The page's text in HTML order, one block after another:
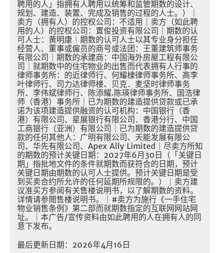
聘用的人」指拥有人聘用以统筹和监管期数的设计、
规划、建造、装置、完成及销售的过程的人士。）｜
卖方（拥有人）的控权公司：不适用｜卖方（如此聘
用的人）的控权公司：置俊投资有限公司｜期数的认
可人士：黄明康｜期数的认可人士以其专业身分担任
经营人、董事或僱员的商号或法团：王董建筑师事务
有限公司｜期数的承建商：中国海外房屋工程有限公
司｜就期数中的住宅物业的出售而代表拥有人行事的
律师事务所：的近律师行、何耀棣律师事务所、高李
叶律师行、司力达律师楼、贝克．麦坚时律师事务
所、李伟斌律师行、陈添耀.陈瑛律师事务所、国浩律
师（香港）事务所｜已为期数的建造提供贷款或已承
诺为该项建造提供融资的认可机构：中国银行（香
港）有限公司、星展银行有限公司．香港分行、中国
工商银行（亚洲）有限公司｜已为期数的建造提供贷
款的任何其他人：广明有限公司、天能发展有限公
司、华先有限公司、Apex Ally Limited｜尽卖方所知
的期数的预计关键日期：2027年6月30日（「关键日
期」指批地文件的条件就期数而获符合的日期，预计
关键日期由期数的认可人士提供。预计关键日期是受
到买卖合约所允许的任何延期所规限的。）｜卖方建
议准买方参阅有关售楼说明书，以了解期数的资料。
详情请参閲售楼说明书。｜#卖方为施行《一手住宅
物业销售条例》第二部而就期数指定的互联网网站网
址。｜本广告/宣传资料由如此聘用的人在拥有人的同
意下发布。
最后更新日期：2026年4月16日